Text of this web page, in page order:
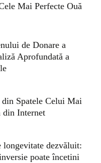
Mai Perfecte Ouă
de Donare a
Aprofundată a
Spatele Celui Mai
din Internet
longevitate dezvăluit:
poate încetini